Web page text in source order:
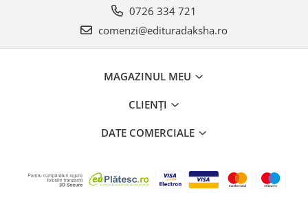
0726 334 721
comenzi@edituradaksha.ro
MAGAZINUL MEU
CLIENȚI
DATE COMERCIALE